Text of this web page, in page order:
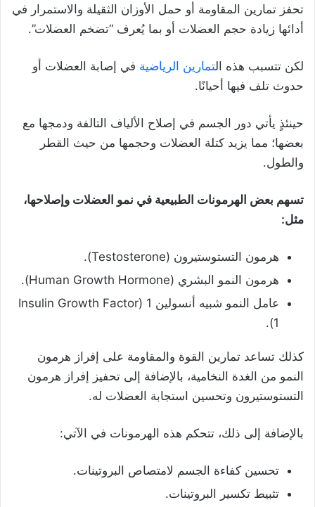
تحفز تمارين المقاومة أو حمل الأوزان الثقيلة والاستمرار في
أدائها زيادة حجم العضلات أو بما يُعرف “تضخم العضلات”.
لكن تتسبب هذه التمارين الرياضية في إصابة العضلات أو
حدوث تلف فيها أحيانًا.
حينئذٍ يأتي دور الجسم في إصلاح الألياف التالفة ودمجها مع
بعضها؛ مما يزيد كتلة العضلات وحجمها من حيث القطر
والطول.
تسهم بعض الهرمونات الطبيعية في نمو العضلات وإصلاحها،
مثل:
هرمون التستوستيرون (Testosterone).
هرمون النمو البشري (Human Growth Hormone).
عامل النمو شبيه أنسولين 1 (Insulin Growth Factor
1).
كذلك تساعد تمارين القوة والمقاومة على إفراز هرمون
النمو من الغدة النخامية، بالإضافة إلى تحفيز إفراز هرمون
التستوستيرون وتحسين استجابة العضلات له.
بالإضافة إلى ذلك، تتحكم هذه الهرمونات في الآتي:
تحسين كفاءة الجسم لامتصاص البروتينات.
تثبيط تكسير البروتينات.